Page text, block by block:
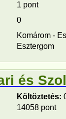
1 pont
0
Komárom -
Esztergom
és
Költöztetés:
14058 pont